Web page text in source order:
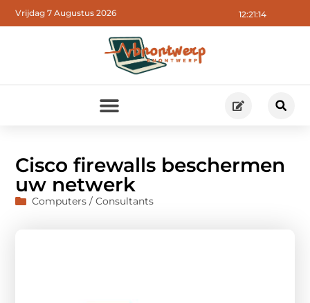
12:21:15
Vrijdag 7 Augustus 2026
Cisco firewalls beschermen
uw netwerk
Computers / Consultants